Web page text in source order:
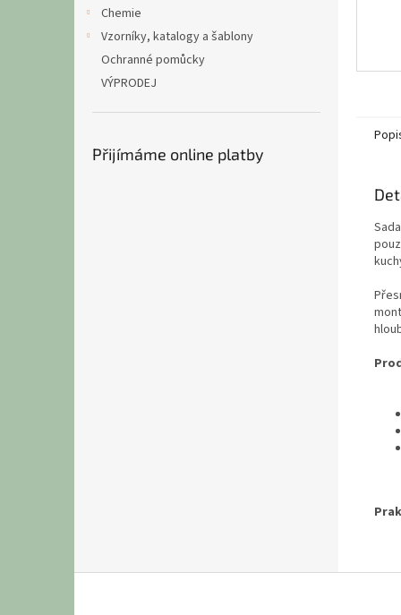
Chemie
Vzorníky, katalogy a šablony
Ochranné pomůcky
VÝPRODEJ
Přijímáme online platby